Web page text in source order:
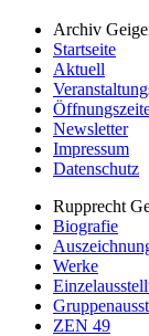
Archiv
Startseite
Aktuell
Newsletter
Impressum
Datenschutz
Rupprecht
Biografie
Werke
ZEN 49